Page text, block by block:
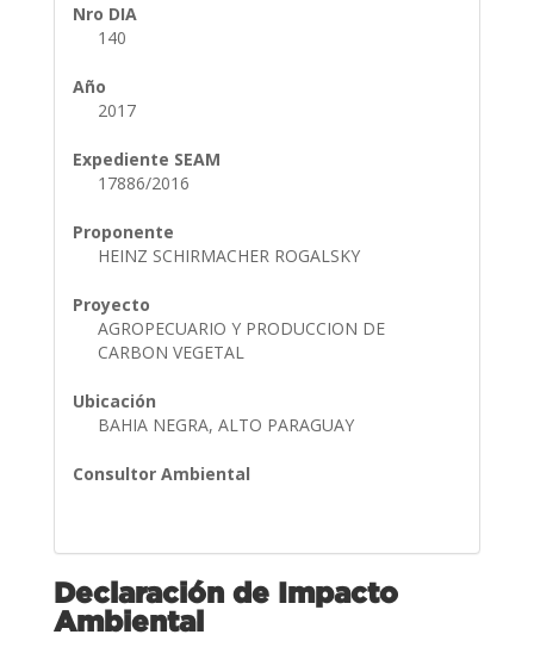
Nro DIA
140
Año
2017
Expediente SEAM
17886/2016
Proponente
HEINZ SCHIRMACHER ROGALSKY
Proyecto
AGROPECUARIO Y PRODUCCION DE
CARBON VEGETAL
Ubicación
BAHIA NEGRA, ALTO PARAGUAY
Consultor Ambiental
Declaración de Impacto
Ambiental